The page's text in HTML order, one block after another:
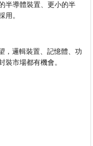
半導體裝置、更小的半
用。
，邏輯裝置、記憶體、功
裝市場都有機會。